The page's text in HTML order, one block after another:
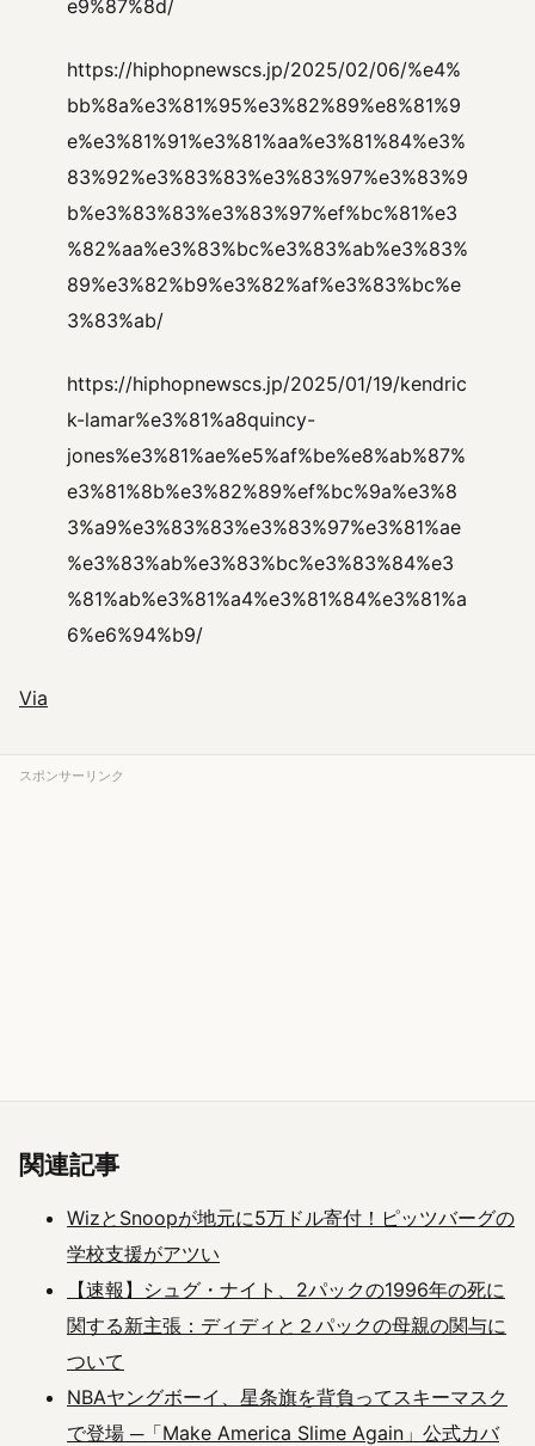
e9%87%8d/
https://hiphopnewscs.jp/2025/02/06/%e4%
bb%8a%e3%81%95%e3%82%89%e8%81%9
e%e3%81%91%e3%81%aa%e3%81%84%e3%
83%92%e3%83%83%e3%83%97%e3%83%9
b%e3%83%83%e3%83%97%ef%bc%81%e3
%82%aa%e3%83%bc%e3%83%ab%e3%83%
89%e3%82%b9%e3%82%af%e3%83%bc%e
3%83%ab/
https://hiphopnewscs.jp/2025/01/19/kendric
k-lamar%e3%81%a8quincy-
jones%e3%81%ae%e5%af%be%e8%ab%87%
e3%81%8b%e3%82%89%ef%bc%9a%e3%8
3%a9%e3%83%83%e3%83%97%e3%81%ae
%e3%83%ab%e3%83%bc%e3%83%84%e3
%81%ab%e3%81%a4%e3%81%84%e3%81%a
6%e6%94%b9/
Via
スポンサーリンク
関連記事
WizとSnoopが地元に5万ドル寄付！ピッツバーグの
学校支援がアツい
【速報】シュグ・ナイト、2パックの1996年の死に
関する新主張：ディディと２パックの母親の関与に
ついて
NBAヤングボーイ、星条旗を背負ってスキーマスク
で登場 ─「Make America Slime Again」公式カバ